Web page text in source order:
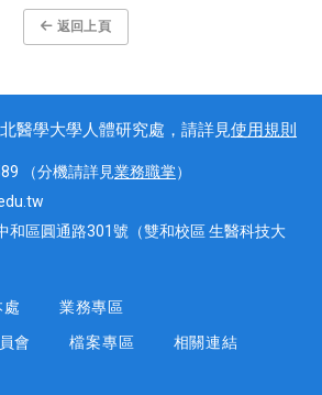
返回上頁
醫學大學人體研究處，請詳見使用規則
（分機請詳見業務職掌）
和區圓通路301號 （雙和校區 生醫科技大
處
業務專區
會
檔案專區
相關連結